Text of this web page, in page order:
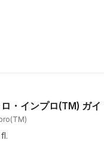
・インプロ(TM) ガイ